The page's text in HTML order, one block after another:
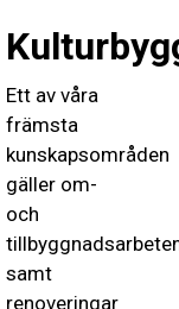
Ett av våra
främsta
kunskapsområden
gäller om-
och
samt
renoveringar